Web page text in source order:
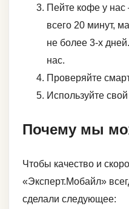
Пейте кофе у нас
всего 20 минут,
не более 3-х
нас.
Проверяйте
Используйте
Почему мы
Чтобы качество и
«Эксперт.Мобайл»
сделали следующее: